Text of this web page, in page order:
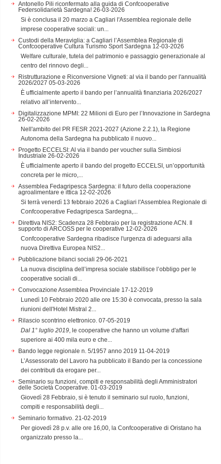
Antonello Pili riconfermato alla guida di Confcooperative
Federsolidarietà Sardegna! 26-03-2026
Si è conclusa il 20 marzo a Cagliari l'Assemblea regionale delle
imprese cooperative sociali: un...
Custodi della Meraviglia: a Cagliari l’Assemblea Regionale di
Confcooperative Cultura Turismo Sport Sardegna 12-03-2026
Welfare culturale, tutela del patrimonio e passaggio generazionale al
centro del rinnovo degli...
Ristrutturazione e Riconversione Vigneti: al via il bando per l'annualità
2026/2027 05-03-2026
È ufficialmente aperto il bando per l’annualità finanziaria 2026/2027
relativo all’intervento...
Digitalizzazione MPMI: 22 Milioni di Euro per l’Innovazione in Sardegna
26-02-2026
Nell'ambito del PR FESR 2021-2027 (Azione 2.2.1), la Regione
Autonoma della Sardegna ha pubblicato il nuovo...
Progetto ECCELSI: Al via il bando per voucher sulla Simbiosi
Industriale 26-02-2026
È ufficialmente aperto il bando del progetto ECCELSI, un’opportunità
concreta per le micro,...
Assemblea Fedagripesca Sardegna: il futuro della cooperazione
agroalimentare e ittica 12-02-2026
Si terrà venerdì 13 febbraio 2026 a Cagliari l'Assemblea Regionale di
Confcooperative Fedagripesca Sardegna,...
Direttiva NIS2: Scadenza 28 Febbraio per la registrazione ACN. Il
supporto di ARCOSS per le cooperative 12-02-2026
Confcooperative Sardegna ribadisce l'urgenza di adeguarsi alla
nuova Direttiva Europea NIS2...
Pubblicazione bilanci sociali 29-06-2021
La nuova disciplina dell’impresa sociale stabilisce l’obbligo per le
cooperative sociali di...
Convocazione Assemblea Provinciale 17-12-2019
Lunedì 10 Febbraio 2020 alle ore 15:30 è convocata, presso la sala
riunioni dell'Hotel Mistral 2...
Rilascio scontrino elettronico. 07-05-2019
Dal 1° luglio 2019, le cooperative che hanno un volume d'affari
superiore ai 400 mila euro e che...
Bando legge regionale n. 5/1957 anno 2019 11-04-2019
L’Assessorato del Lavoro ha pubblicato il Bando per la concessione
dei contributi da erogare per...
Seminario su funzioni, compiti e responsabilità degli Amministratori
delle Società Cooperative. 01-03-2019
Giovedì 28 Febbraio, si è tenuto il seminario sul ruolo, funzioni,
compiti e responsabilità degli...
Seminario formativo. 21-02-2019
Per giovedì 28 p.v. alle ore 16,00, la Confcooperative di Oristano ha
organizzato presso la...